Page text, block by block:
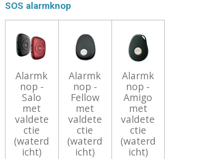
SOS alarmknop
Alarmk
nop -
Salo
met
valdete
ctie
(waterd
icht)
Alarmk
nop -
Fellow
met
valdete
ctie
(waterd
icht)
Alarmk
nop -
Amigo
met
valdete
ctie
(waterd
icht)